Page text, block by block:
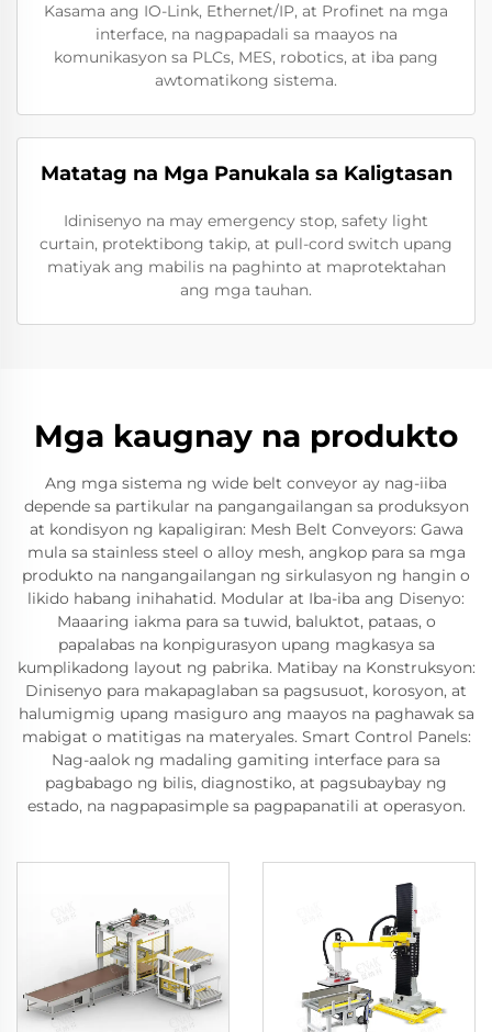
Kasama ang IO-Link, Ethernet/IP, at Profinet na mga
interface, na nagpapadali sa maayos na
komunikasyon sa PLCs, MES, robotics, at iba pang
awtomatikong sistema.
Matatag na Mga Panukala sa Kaligtasan
Idinisenyo na may emergency stop, safety light
curtain, protektibong takip, at pull-cord switch upang
matiyak ang mabilis na paghinto at maprotektahan
ang mga tauhan.
Mga kaugnay na produkto
Ang mga sistema ng wide belt conveyor ay nag-iiba
depende sa partikular na pangangailangan sa produksyon
at kondisyon ng kapaligiran: Mesh Belt Conveyors: Gawa
mula sa stainless steel o alloy mesh, angkop para sa mga
produkto na nangangailangan ng sirkulasyon ng hangin o
likido habang inihahatid. Modular at Iba-iba ang Disenyo:
Maaaring iakma para sa tuwid, baluktot, pataas, o
papalabas na konpigurasyon upang magkasya sa
kumplikadong layout ng pabrika. Matibay na Konstruksyon:
Dinisenyo para makapaglaban sa pagsusuot, korosyon, at
halumigmig upang masiguro ang maayos na paghawak sa
mabigat o matitigas na materyales. Smart Control Panels:
Nag-aalok ng madaling gamiting interface para sa
pagbabago ng bilis, diagnostiko, at pagsubaybay ng
estado, na nagpapasimple sa pagpapanatili at operasyon.